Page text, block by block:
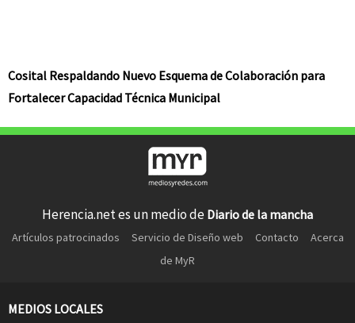
Cosital Respaldando Nuevo Esquema de Colaboración para
Fortalecer Capacidad Técnica Municipal
Herencia.net es un medio de Diario de la mancha
Artículos patrocinados Servicio de Diseño web Contacto
Acerca
de MyR
MEDIOS LOCALES